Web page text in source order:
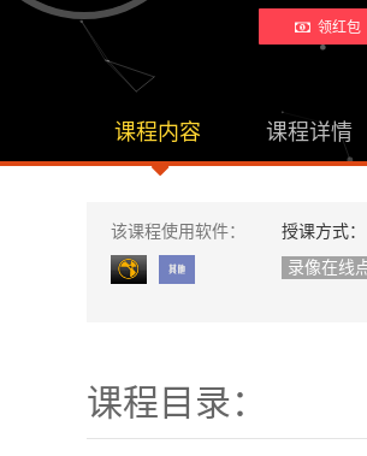
领红包
课程内容 课程详情
该课程使用软件：
授课方式：
录像在线
课程目录：